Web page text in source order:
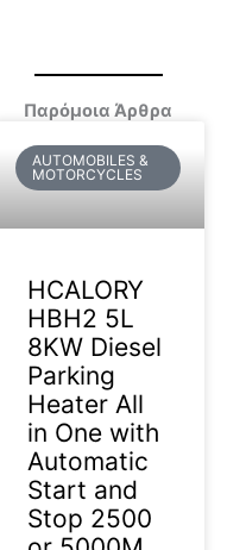
Παρόμοια Άρθρα
AUTOMOBILES &
MOTORCYCLES
HCALORY
HBH2 5L
8KW Diesel
Parking
Heater All
in One with
Automatic
Start and
Stop 2500